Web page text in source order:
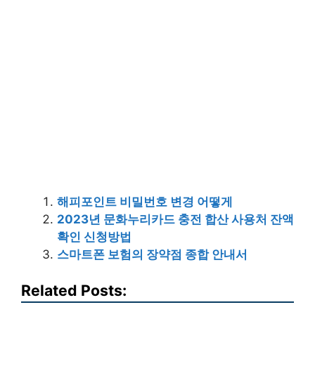
해피포인트 비밀번호 변경 어떻게
2023년 문화누리카드 충전 합산 사용처 잔액
확인 신청방법
스마트폰 보험의 장약점 종합 안내서
Related Posts: